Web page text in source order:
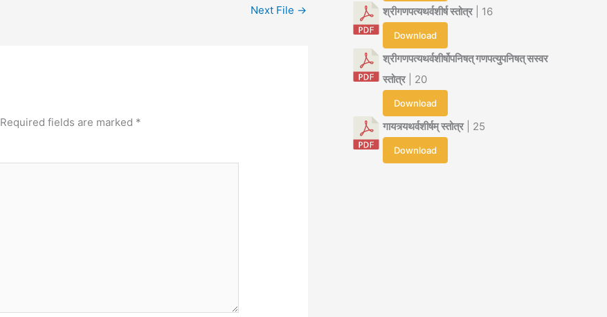
Next File →
Required fields are marked *
श्रीगणपत्यथर्वशीर्ष स्तोत्र| 16
Download
श्रीगणपत्यथर्वशीर्षोपनिषत् गणपत्युपनिषत् सस्वर
स्तोत्र| 20
Download
गायत्र्यथर्वशीर्षम् स्तोत्र| 25
Download